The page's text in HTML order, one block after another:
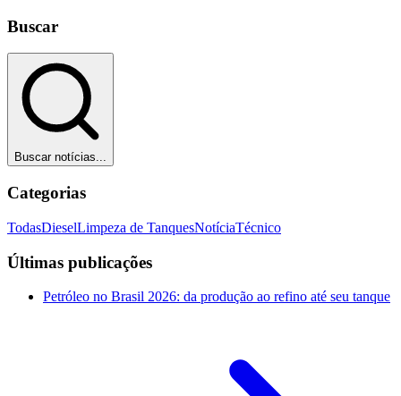
Buscar
Buscar notícias...
Categorias
TodasDieselLimpeza de TanquesNotíciaTécnico
Últimas publicações
Petróleo no Brasil 2026: da produção ao refino até seu tanque